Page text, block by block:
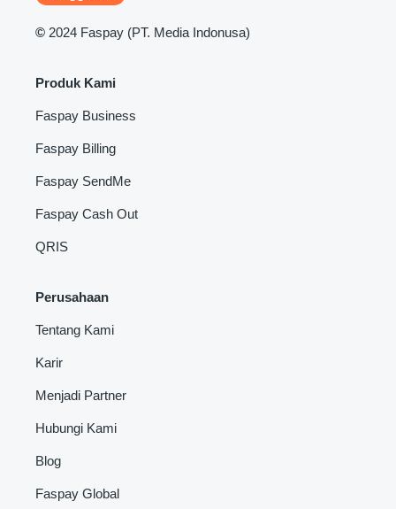
© 2024 Faspay (PT. Media Indonusa)
Produk Kami
Faspay Business
Faspay Billing
Faspay SendMe
Faspay Cash Out
QRIS
Perusahaan
Tentang Kami
Karir
Menjadi Partner
Hubungi Kami
Blog
Faspay Global